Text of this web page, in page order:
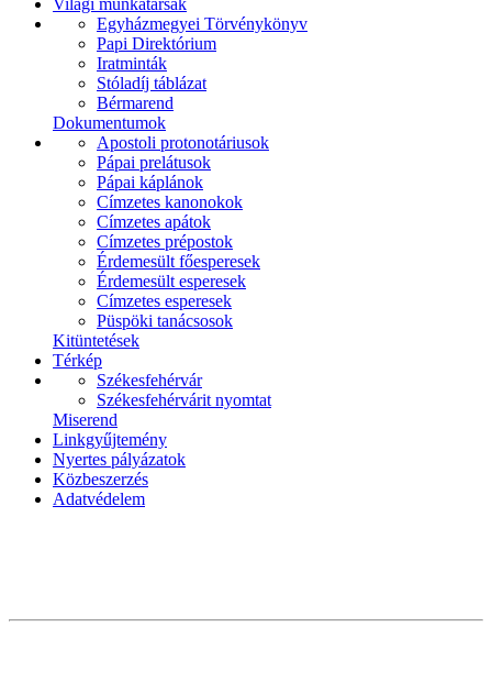
Világi munkatársak
Egyházmegyei Törvénykönyv
Papi Direktórium
Iratminták
Stóladíj táblázat
Bérmarend
Dokumentumok
Apostoli protonotáriusok
Pápai prelátusok
Pápai káplánok
Címzetes kanonokok
Címzetes apátok
Címzetes prépostok
Érdemesült főesperesek
Érdemesült esperesek
Címzetes esperesek
Püspöki tanácsosok
Kitüntetések
Térkép
Székesfehérvár
Székesfehérvárit nyomtat
Miserend
Linkgyűjtemény
Nyertes pályázatok
Közbeszerzés
Adatvédelem